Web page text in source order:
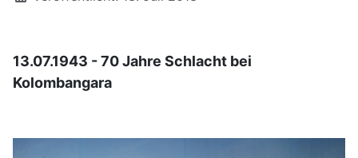
13.07.1943 - 70 Jahre Schlacht bei
Kolombangara